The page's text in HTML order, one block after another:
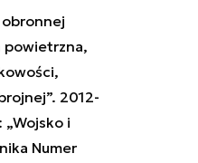
powietrzna,
2012-
i
Numer